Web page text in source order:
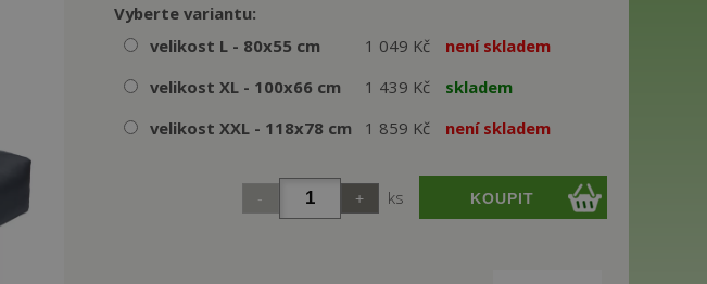
Vyberte variantu:
velikost L - 80x55 cm
1 049 Kč
není skladem
velikost XL - 100x66 cm
1 439 Kč
skladem
velikost XXL - 118x78 cm
1 859 Kč není skladem
ks